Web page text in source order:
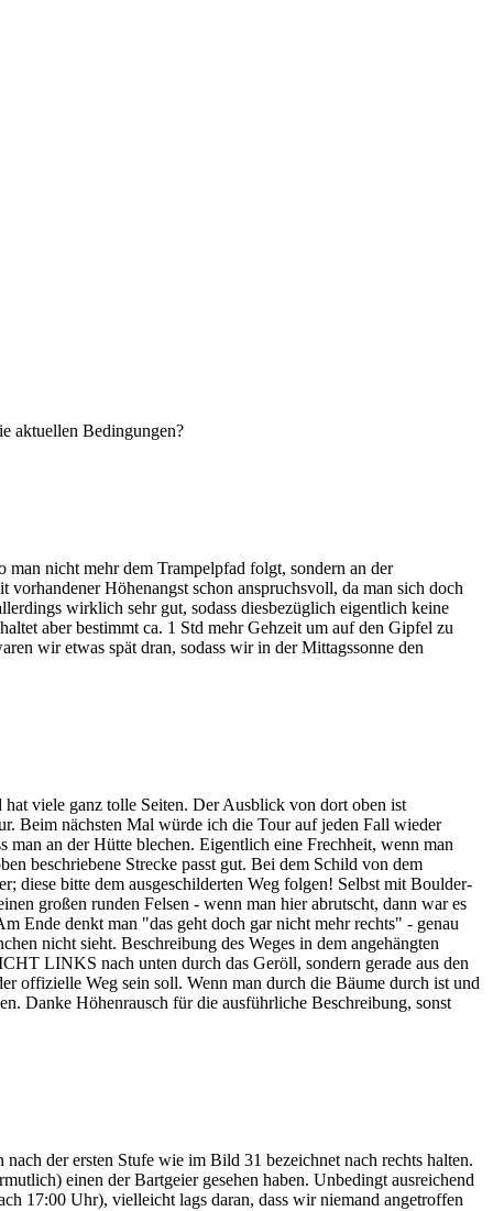
aktuellen Bedingungen?
nicht mehr dem Trampelpfad folgt, sondern an der
Höhenangst schon anspruchsvoll, da man sich doch
wirklich sehr gut, sodass diesbezüglich eigentlich keine
aber bestimmt ca. 1 Std mehr Gehzeit um auf den Gipfel zu
wir etwas spät dran, sodass wir in der Mittagssonne den
viele ganz tolle Seiten. Der Ausblick von dort oben ist
Beim nächsten Mal würde ich die Tour auf jeden Fall wieder
an der Hütte blechen. Eigentlich eine Frechheit, wenn man
beschriebene Strecke passt gut. Bei dem Schild von dem
diese bitte dem ausgeschilderten Weg folgen! Selbst mit Boulder-
großen runden Felsen - wenn man hier abrutscht, dann war es
Ende denkt man "das geht doch gar nicht mehr rechts" - genau
nicht sieht. Beschreibung des Weges in dem angehängten
LINKS nach unten durch das Geröll, sondern gerade aus den
offizielle Weg sein soll. Wenn man durch die Bäume durch ist und
Danke Höhenrausch für die ausführliche Beschreibung, sonst
der ersten Stufe wie im Bild 31 bezeichnet nach rechts halten.
einen der Bartgeier gesehen haben. Unbedingt ausreichend
17:00 Uhr), vielleicht lags daran, dass wir niemand angetroffen